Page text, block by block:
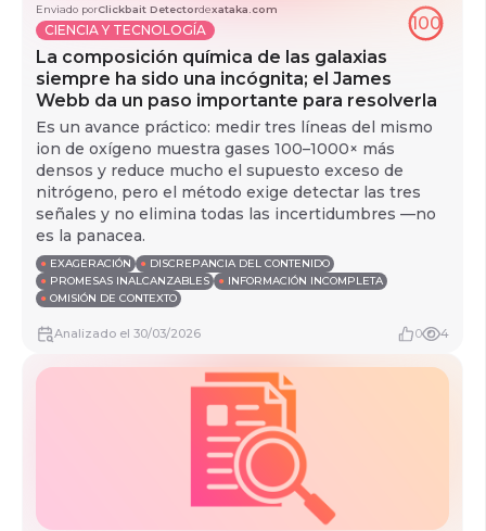
Enviado porClickbait Detectordexataka.com
CIENCIA Y TECNOLOGÍA 100
La composición química de las galaxias
siempre ha sido una incógnita; el James
Webb da un paso importante para resolverla
Es un avance práctico: medir tres líneas del mismo
ion de oxígeno muestra gases 100–1000× más
densos y reduce mucho el supuesto exceso de
nitrógeno, pero el método exige detectar las tres
señales y no elimina todas las incertidumbres —no
es la panacea.
● EXAGERACIÓN ● DISCREPANCIA DEL CONTENIDO
● PROMESAS INALCANZABLES ● INFORMACIÓN INCOMPLETA
● OMISIÓN DE CONTEXTO
Analizado el 30/03/2026 0 4